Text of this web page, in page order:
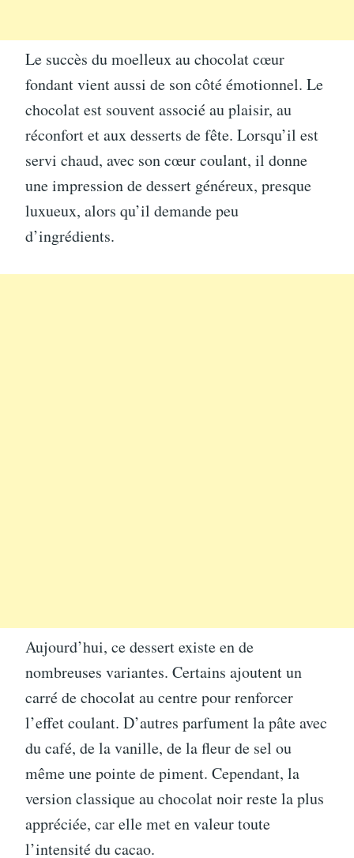
Le succès du moelleux au chocolat cœur
fondant vient aussi de son côté émotionnel. Le
chocolat est souvent associé au plaisir, au
réconfort et aux desserts de fête. Lorsqu’il est
servi chaud, avec son cœur coulant, il donne
une impression de dessert généreux, presque
luxueux, alors qu’il demande peu
d’ingrédients.
Aujourd’hui, ce dessert existe en de
nombreuses variantes. Certains ajoutent un
carré de chocolat au centre pour renforcer
l’effet coulant. D’autres parfument la pâte avec
du café, de la vanille, de la fleur de sel ou
même une pointe de piment. Cependant, la
version classique au chocolat noir reste la plus
appréciée, car elle met en valeur toute
l’intensité du cacao.